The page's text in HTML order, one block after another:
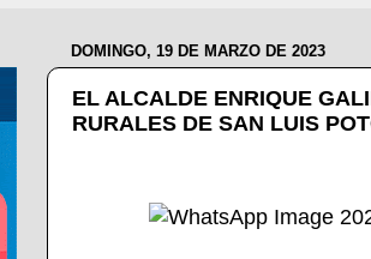
DOMINGO, 19 DE MARZO DE 2023
EL ALCALDE ENRIQUE
RURALES DE SAN LUIS